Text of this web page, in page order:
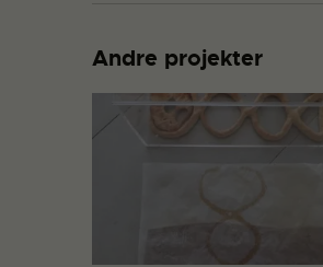
Andre projekter